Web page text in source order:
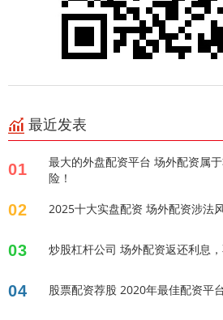
最近发表
01
最大的外盘配资平台 场外配资属
险！
02 2025十大实盘配资 场外配资涉法
03 炒股杠杆公司 场外配资返还利息
04 股票配资荐股 2020年最佳配资平